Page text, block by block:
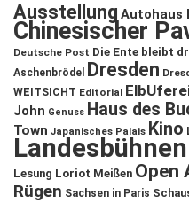
Ausstellung Autohaus
Chinesischer
Deutsche Post Die Ente bleibt
Aschenbrödel
Dresden
WEITSICHT Editorial
John Genuss Haus des
Town Japanisches Palais Kino
Lesung Loriot Meißen Open
Rügen Sachsen in Paris